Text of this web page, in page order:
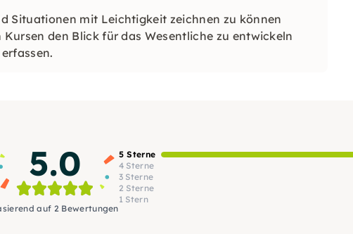
Situationen mit Leichtigkeit zeichnen zu können
den Blick für das Wesentliche zu entwickeln
5.0
auf 2 Bewertungen
5 Sterne
4 Sterne
3 Sterne
2 Sterne
1 Stern